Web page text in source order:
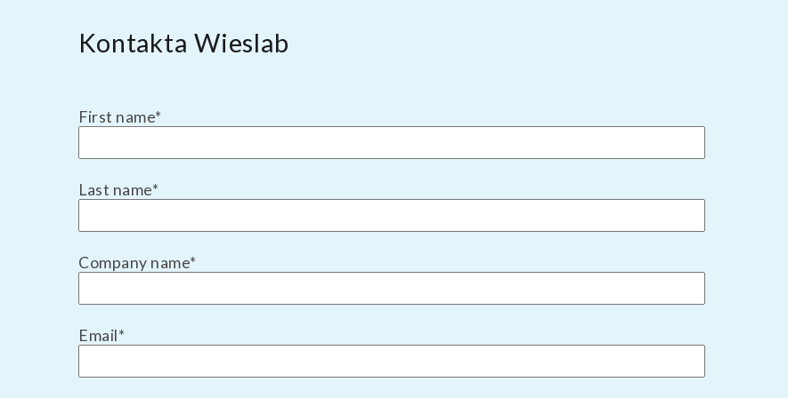
Kontakta Wieslab
First name*
Last name*
Company name*
Email*